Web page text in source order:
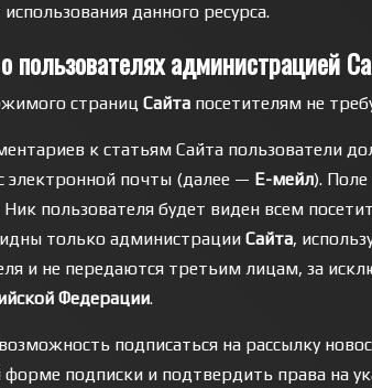
данного ресурса.
пользователях администрацией
страниц Сайта посетителям не
к статьям Сайта пользователи
электронной почты (далее — Е-мейл). Поле
Ник пользователя будет виден всем
только администрации Сайта,
и не передаются третьим лицам, за
Федерации.
подписаться на рассылку
подписки и подтвердить права на